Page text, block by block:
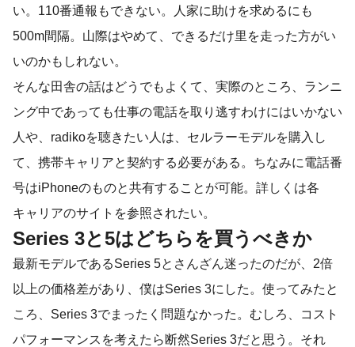
い。110番通報もできない。人家に助けを求めるにも
500m間隔。山際はやめて、できるだけ里を走った方がい
いのかもしれない。
そんな田舎の話はどうでもよくて、実際のところ、ランニ
ング中であっても仕事の電話を取り逃すわけにはいかない
人や、radikoを聴きたい人は、セルラーモデルを購入し
て、携帯キャリアと契約する必要がある。ちなみに電話番
号はiPhoneのものと共有することが可能。詳しくは各
キャリアのサイトを参照されたい。
Series 3と5はどちらを買うべきか
最新モデルであるSeries 5とさんざん迷ったのだが、2倍
以上の価格差があり、僕はSeries 3にした。使ってみたと
ころ、Series 3でまったく問題なかった。むしろ、コスト
パフォーマンスを考えたら断然Series 3だと思う。それ